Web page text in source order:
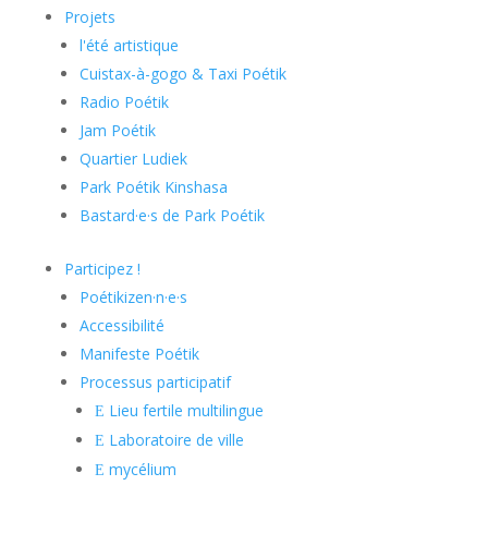
Projets
l'été artistique
Cuistax-à-gogo & Taxi Poétik
Radio Poétik
Jam Poétik
Quartier Ludiek
Park Poétik Kinshasa
Bastard·e·s de Park Poétik
Participez !
Poétikizen·n·e·s
Accessibilité
Manifeste Poétik
Processus participatif
E Lieu fertile multilingue
E Laboratoire de ville
E mycélium